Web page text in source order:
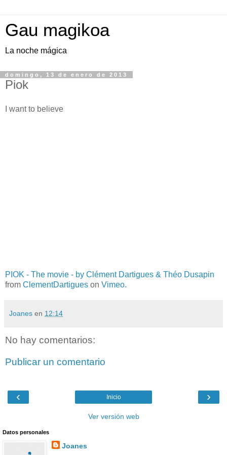
Gau magikoa
La noche mágica
domingo, 13 de enero de 2013
Piok
I want to believe
PIOK - The movie - by Clément Dartigues & Théo Dusapin
from ClementDartigues on Vimeo.
Joanes en 12:14
No hay comentarios:
Publicar un comentario
‹ ›
Inicio
Ver versión web
Datos personales
Joanes